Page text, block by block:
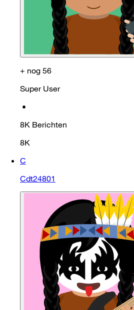
+ nog 56
Super User
•
8K Berichten
8K
C
Cdt24801